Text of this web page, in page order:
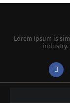
Lorem Ipsum is
industry.